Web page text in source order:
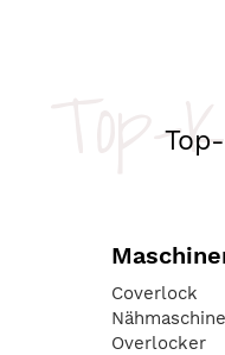
Coverlock
Overlocker